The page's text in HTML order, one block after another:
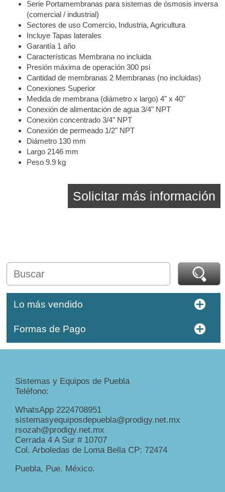
Serie Portamembranas para sistemas de ósmosis inversa
(comercial / industrial)
Sectores de uso Comercio, Industria, Agricultura
Incluye Tapas laterales
Garantía 1 año
Características Membrana no incluida
Presión máxima de operación 300 psi
Cantidad de membranas 2 Membranas (no incluidas)
Conexiones Superior
Medida de membrana (diámetro x largo) 4" x 40"
Conexión de alimentación de agua 3/4" NPT
Conexión concentrado 3/4" NPT
Conexión de permeado 1/2" NPT
Diámetro 130 mm
Largo 2146 mm
Peso 9.9 kg
Solicitar más información
Lo más vendido
Formas de Pago
Sistemas y Equipos de Puebla
Teléfono:
WhatsApp 2224708951
sistemasyequiposdepuebla@prodigy.net.mx
rsozah@prodigy.net.mx
Cerrada 4 A Sur # 10707
Col. Arboledas de Loma Bella CP: 72474
Puebla, Pue. México.